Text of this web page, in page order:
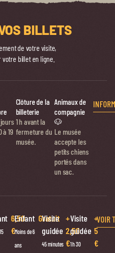
BILLETS
de votre visite,
billet en ligne.
à 19
Clôture de la
billeterie
1 h avant la
fermeture du
musée.
Animaux de
compagnie
🐶
Le musée
accepte les
petits chiens
portés dans
un sac.
6,50
€
Enfant
Moins de 6
ans
Gratuit
Visite
guidée
45 minutes
+
2,50
€
Visite
guidée
1 h 30
+
5
€
VOIR